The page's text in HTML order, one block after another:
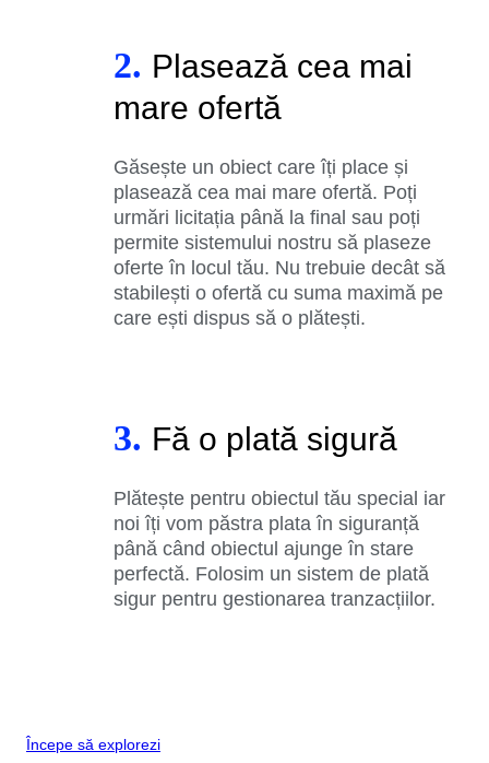
2. Plasează cea mai
mare ofertă
Găsește un obiect care îți place și
plasează cea mai mare ofertă. Poți
urmări licitația până la final sau poți
permite sistemului nostru să plaseze
oferte în locul tău. Nu trebuie decât să
stabilești o ofertă cu suma maximă pe
care ești dispus să o plătești.
3. Fă o plată sigură
Plătește pentru obiectul tău special iar
noi îți vom păstra plata în siguranță
până când obiectul ajunge în stare
perfectă. Folosim un sistem de plată
sigur pentru gestionarea tranzacțiilor.
Începe să explorezi